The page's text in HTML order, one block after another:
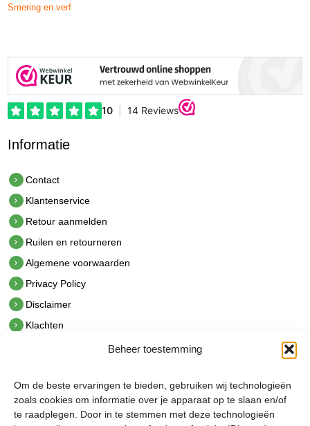
Beheer toestemming
Om de beste ervaringen te bieden, gebruiken wij technologieën
zoals cookies om informatie over je apparaat op te slaan en/of
te raadplegen. Door in te stemmen met deze technologieën
Smering en verf
Informatie
Contact
Klantenservice
Retour aanmelden
Ruilen en retourneren
Algemene voorwaarden
Privacy Policy
Disclaimer
Klachten
hetindustriehuis B.V.
De Hoek 1 1601 MR Enkhuizen
t.0228 53 00 40